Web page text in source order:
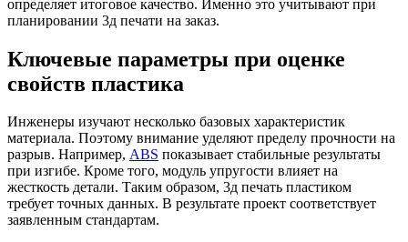
определяет итоговое качество. Именно это учитывают при
планировании 3д печати на заказ.
Ключевые параметры при оценке
свойств пластика
Инженеры изучают несколько базовых характеристик
материала. Поэтому внимание уделяют пределу прочности на
разрыв. Например, ABS показывает стабильные результаты
при изгибе. Кроме того, модуль упругости влияет на
жесткость детали. Таким образом, 3д печать пластиком
требует точных данных. В результате проект соответствует
заявленным стандартам.